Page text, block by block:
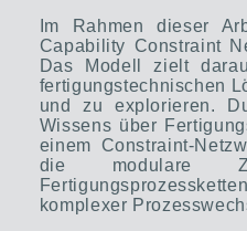
Im Rahmen dieser
Capability Constraint
Das Modell zielt
fertigungstechnischen
und zu explorieren.
Wissens über
einem Constraint-
die modulare
komplexer